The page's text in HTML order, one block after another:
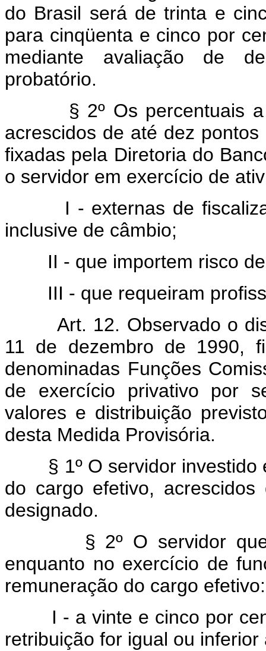
do Brasil será de trinta e
para cinqüenta e cinco por
mediante avaliação de
probatório.
§ 2º Os percentuais a
acrescidos de até dez
fixadas pela Diretoria do
o servidor em exercício de
I - externas de
inclusive de câmbio;
II - que importem risco de
III - que requeiram
Art. 12. Observado o
11 de dezembro de 1990,
denominadas Funções
de exercício privativo por
valores e distribuição
desta Medida Provisória.
§ 1º O servidor investido
do cargo efetivo,
designado.
§ 2º O servidor que
enquanto no exercício de
remuneração do cargo efetivo:
I - a vinte e cinco por
retribuição for igual ou